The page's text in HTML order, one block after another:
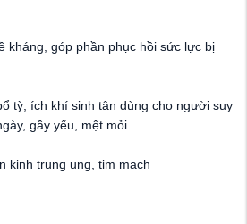
kháng, góp phần phục hồi sức lực bị
tỳ, ích khí sinh tân dùng cho người suy
gầy yếu, mệt mỏi.
kinh trung ung, tim mạch